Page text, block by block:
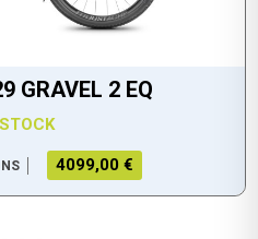
GRAVEL 2 EQ
4099,00 €